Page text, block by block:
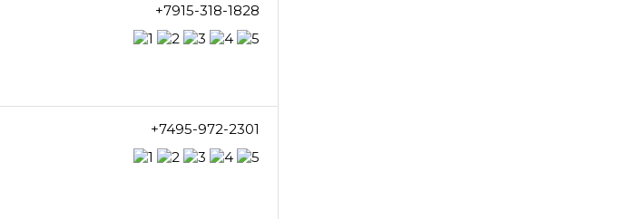
+7915-318-1828
+7495-972-2301